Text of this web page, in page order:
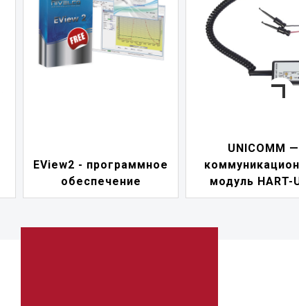
EView2 - программное
обеспечение
UNICOMM —
модуль HART-